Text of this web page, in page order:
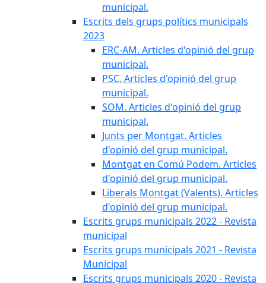
municipal.
Escrits dels grups polítics municipals
2023
ERC-AM. Articles d'opinió del grup
municipal.
PSC. Articles d'opinió del grup
municipal.
SOM. Articles d'opinió del grup
municipal.
Junts per Montgat. Articles
d'opinió del grup municipal.
Montgat en Comú Podem. Articles
d'opinió del grup municipal.
Liberals Montgat (Valents). Articles
d'opinió del grup municipal.
Escrits grups municipals 2022 - Revista
municipal
Escrits grups municipals 2021 - Revista
Municipal
Escrits grups municipals 2020 - Revista